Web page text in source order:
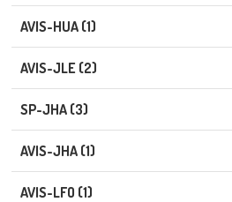
AVIS-HUA (1)
AVIS-JLE (2)
SP-JHA (3)
AVIS-JHA (1)
AVIS-LFO (1)